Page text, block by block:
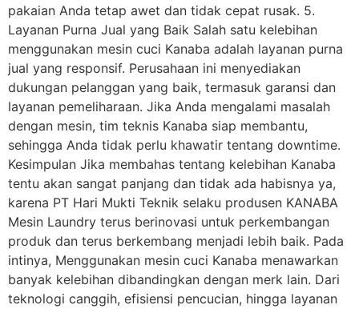
pakaian Anda tetap awet dan tidak cepat rusak. 5.
Layanan Purna Jual yang Baik Salah satu kelebihan
menggunakan mesin cuci Kanaba adalah layanan purna
jual yang responsif. Perusahaan ini menyediakan
dukungan pelanggan yang baik, termasuk garansi dan
layanan pemeliharaan. Jika Anda mengalami masalah
dengan mesin, tim teknis Kanaba siap membantu,
sehingga Anda tidak perlu khawatir tentang downtime.
Kesimpulan Jika membahas tentang kelebihan Kanaba
tentu akan sangat panjang dan tidak ada habisnya ya,
karena PT Hari Mukti Teknik selaku produsen KANABA
Mesin Laundry terus berinovasi untuk perkembangan
produk dan terus berkembang menjadi lebih baik. Pada
intinya, Menggunakan mesin cuci Kanaba menawarkan
banyak kelebihan dibandingkan dengan merk lain. Dari
teknologi canggih, efisiensi pencucian, hingga layanan